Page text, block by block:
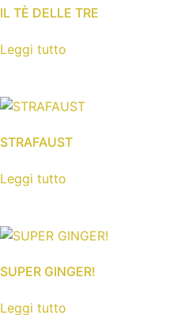
IL TÈ DELLE TRE
Leggi tutto
STRAFAUST
Leggi tutto
SUPER GINGER!
Leggi tutto